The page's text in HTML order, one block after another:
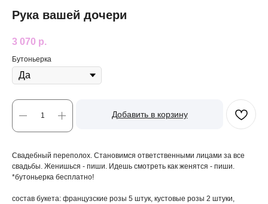
Рука вашей дочери
3 070 р.
Бутоньерка
Добавить в корзину
Свадебный переполох. Становимся ответственными лицами за все
свадьбы. Женишься - пиши. Идешь смотреть как женятся - пиши.
*бутоньерка бесплатно!
состав букета: французские розы 5 штук, кустовые розы 2 штуки,